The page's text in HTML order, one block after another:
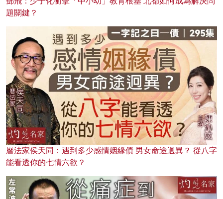
題關鍵？
曆法家侯天同：遇到多少感情姻緣債 男女命途迥異？ 從八字
能看透你的七情六欲？